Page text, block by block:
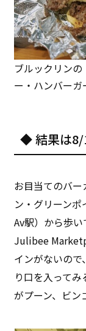
ブルックリン
ー・ハンバーガ
◆ 結果は8/
お目当てのバー
ン・グリーン
Av駅）から歩
Julibee
インがないの
り口を入って
がプーン、ビン